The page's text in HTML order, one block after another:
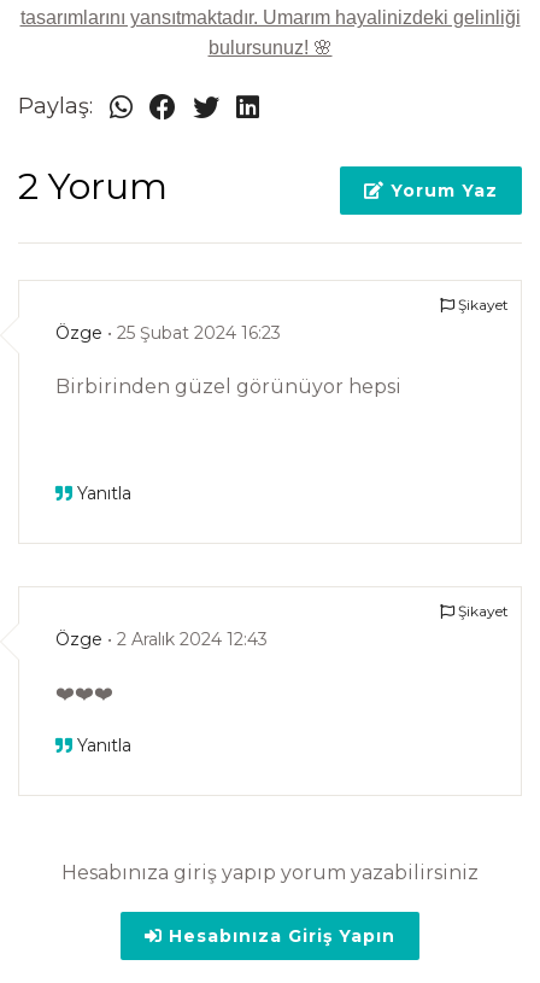
tasarımlarını yansıtmaktadır. Umarım hayalinizdeki gelinliği
bulursunuz! 🌸
Paylaş:
2 Yorum Yorum Yaz
Şikayet
Özge • 25 Şubat 2024 16:23
Birbirinden güzel görünüyor hepsi
Yanıtla
Şikayet
Özge • 2 Aralık 2024 12:43
❤️❤️❤️
Yanıtla
Hesabınıza giriş yapıp yorum yazabilirsiniz
Hesabınıza Giriş Yapın